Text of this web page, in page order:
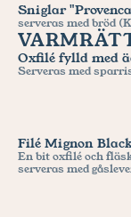
Sniglar
serveras med bröd
Oxfilé fylld med
Serveras med
Filé Mignon
En bit oxfilé och
serveras med